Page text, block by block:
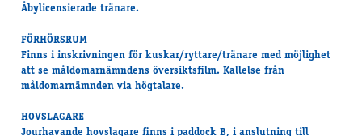
Åbylicensierade tränare.
FÖRHÖRSRUM
Finns i inskrivningen för kuskar/ryttare/tränare med möjlighet
att se måldomarnämndens översiktsfilm. Kallelse från
måldomarnämnden via högtalare.
HOVSLAGARE
Jourhavande hovslagare finns i paddock B, i anslutning till